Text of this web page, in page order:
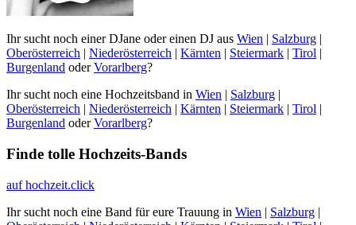
Ihr sucht noch einer DJane oder einen DJ aus Wien | Salzburg |
Oberösterreich | Niederösterreich | Kärnten | Steiermark | Tirol |
Burgenland oderVorarlberg?
Ihr sucht noch eine Hochzeitsband in Wien | Salzburg |
Oberösterreich | Niederösterreich | Kärnten | Steiermark | Tirol |
Burgenland oderVorarlberg?
Finde tolle Hochzeits-Bands
auf hochzeit.click
Ihr sucht noch eine Band für eure Trauung in Wien | Salzburg |